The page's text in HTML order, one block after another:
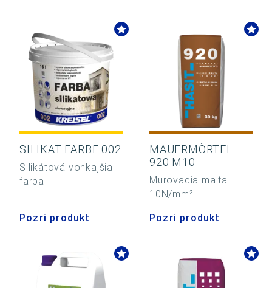
SILIKAT FARBE 002
Silikátová vonkajšia
farba
Pozri produkt
MAUERMÖRTEL
920 M10
Murovacia malta
10N/mm²
Pozri produkt